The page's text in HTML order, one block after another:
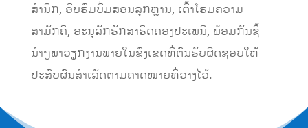
ສຳນຶກ, ອົບຮົມບົ່ມສອນລູກຫຼານ, ເຕົ້າໂຮມຄວາມ
ສາມັກຄີ, ອະນຸລັກຮັກສາຮີດຄອງປະເພນີ, ພ້ອມກັນຊີ້
ນຳໆພາວຽກງານພາຍໃນຂົງເຂດທີ່ຕົນຮັບຜິດຊອບໃຫ້
ປະສົບຜົນສຳເລັດຕາມຄາດໝາຍທີ່ວາງໄວ້.